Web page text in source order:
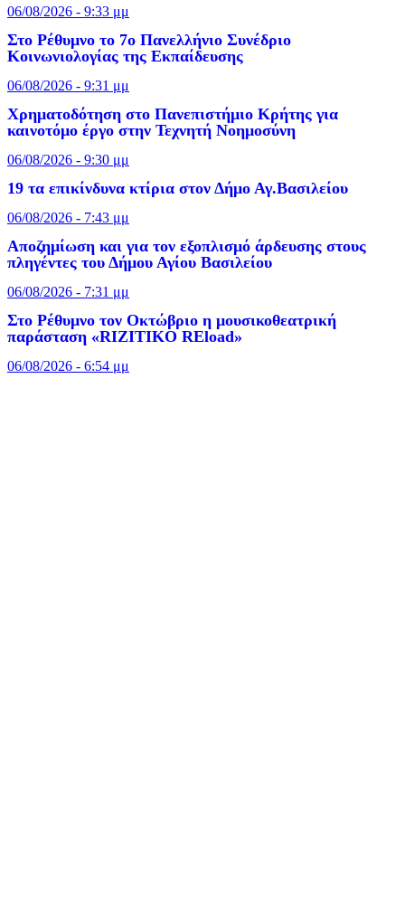
06/08/2026 - 9:33 μμ
Στο Ρέθυμνο το 7ο Πανελλήνιο Συνέδριο
Κοινωνιολογίας της Εκπαίδευσης
06/08/2026 - 9:31 μμ
Χρηματοδότηση στο Πανεπιστήμιο Κρήτης για
καινοτόμο έργο στην Τεχνητή Νοημοσύνη
06/08/2026 - 9:30 μμ
19 τα επικίνδυνα κτίρια στον Δήμο Αγ.Βασιλείου
06/08/2026 - 7:43 μμ
Αποζημίωση και για τον εξοπλισμό άρδευσης στους
πληγέντες του Δήμου Αγίου Βασιλείου
06/08/2026 - 7:31 μμ
Στο Ρέθυμνο τον Οκτώβριο η μουσικοθεατρική
παράσταση «RIZITIKO REload»
06/08/2026 - 6:54 μμ